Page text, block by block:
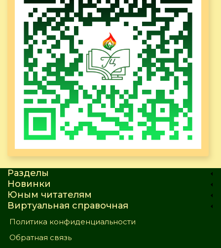
Разделы
Новинки
Юным читателям
Виртуальная справочная
Политика конфиденциальности
Обратная связь